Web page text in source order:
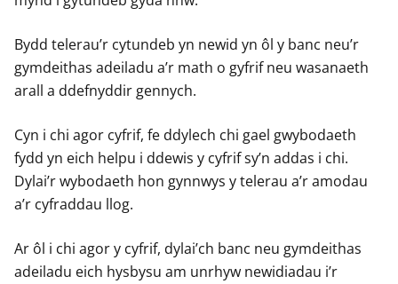
Bydd telerau’r cytundeb yn newid yn ôl y banc neu’r
gymdeithas adeiladu a’r math o gyfrif neu wasanaeth
arall a ddefnyddir gennych.
Cyn i chi agor cyfrif, fe ddylech chi gael gwybodaeth
fydd yn eich helpu i ddewis y cyfrif sy’n addas i chi.
Dylai’r wybodaeth hon gynnwys y telerau a’r amodau
a’r cyfraddau llog.
Ar ôl i chi agor y cyfrif, dylai’ch banc neu gymdeithas
adeiladu eich hysbysu am unrhyw newidiadau i’r